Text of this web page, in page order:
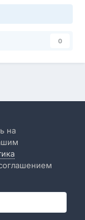
0
связь
на